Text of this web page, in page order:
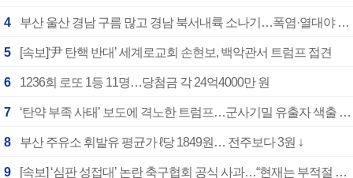
4 부산 울산 경남 구름 많고 경남 북서내륙 소나기…폭염·열대야 계속
5 [속보]‘尹 탄핵 반대’ 세계로교회 손현보, 백악관서 트럼프 접견
6 1236회 로또 1등 11명…당첨금 각 24억4000만 원
7 ‘탄약 부족 사태’ 보도에 격노한 트럼프…군사기밀 유출자 색출 지시
8 부산 주유소 휘발유 평균가 ℓ당 1849원… 전주보다 3원 ↓
9 [속보] ‘심판 성접대’ 논란 축구협회 공식 사과…“현재는 부적절 행위 없어”